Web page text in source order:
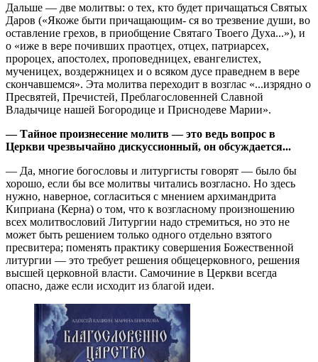
Дальше — две молитвы: о тех, кто будет причащаться Святых
Даров («Якоже быти причащающим- ся во трезвение души, во
оставление грехов, в приобщение Святаго Твоего Духа...»), и
о «иже в вере почивших праотцех, отцех, патриарсех,
пророцех, апостолех, проповедницех, евангелистех,
мученицех, воздержницех и о всяком дусе праведнем в вере
скончавшемся». Эта молитва переходит в возглас «...изрядно о
Пресвятей, Пречистей, Преблагословенней Славной
Владычице нашей Богородице и Приснодеве Марии».
— Тайное произнесение молитв — это ведь вопрос в
Церкви чрезвычайно дискуссионный, он обсуждается...
— Да, многие богословы и литургисты говорят — было бы
хорошо, если бы все молитвы читались возгласно. Но здесь
нужно, наверное, согласиться с мнением архимандрита
Киприана (Керна) о том, что к возгласному произношению
всех молитвословий Литургии надо стремиться, но это не
может быть решением только одного отдельно взятого
пресвитера; поменять практику совершения Божественной
литургии — это требует решения общецерковного, решения
высшей церковной власти. Самочиние в Церкви всегда
опасно, даже если исходит из благой идеи.